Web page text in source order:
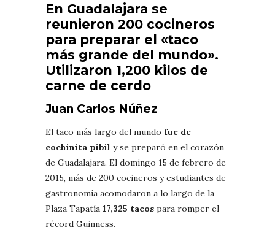
En Guadalajara se
reunieron 200 cocineros
para preparar el «taco
más grande del mundo».
Utilizaron 1,200 kilos de
carne de cerdo
Juan Carlos Núñez
El taco más largo del mundo fue de
cochinita pibil y se preparó en el corazón
de Guadalajara. El domingo 15 de febrero de
2015, más de 200 cocineros y estudiantes de
gastronomía acomodaron a lo largo de la
Plaza Tapatía 17,325 tacos para romper el
récord Guinness.